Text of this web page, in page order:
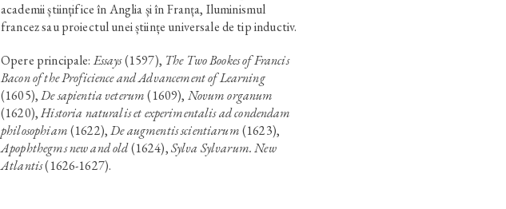
academii științifice în Anglia și în Franța, Iluminismul
francez sau proiectul unei științe universale de tip inductiv.
Opere principale:Essays(1597), The Two Bookes of Francis
Bacon of the Proficience and Advancement of Learning
(1605),De sapientia veterum(1609), Novum organum
(1620),Historia naturalis et experimentalis ad condendam
philosophiam(1622),De augmentis scientiarum(1623),
Apophthegms new and old(1624),Sylva Sylvarum. New
Atlantis(1626-1627).